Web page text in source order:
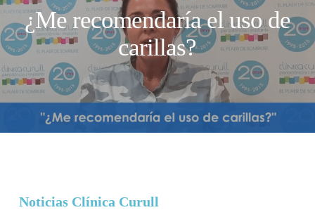
¿Me recomendaría el uso de
carillas?
Noticias Clínica Curull